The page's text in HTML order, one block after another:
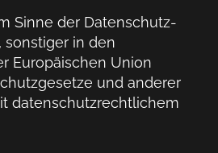
Sinne der Datenschutz-
sonstiger in den
Europäischen Union
und anderer
datenschutzrechtlichem